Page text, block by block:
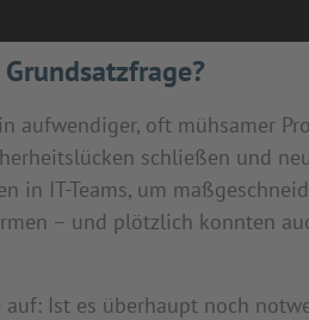
aufwendiger, oft mühsamer
schließen und
in IT-Teams, um
– und plötzlich konnten
Ist es überhaupt noch